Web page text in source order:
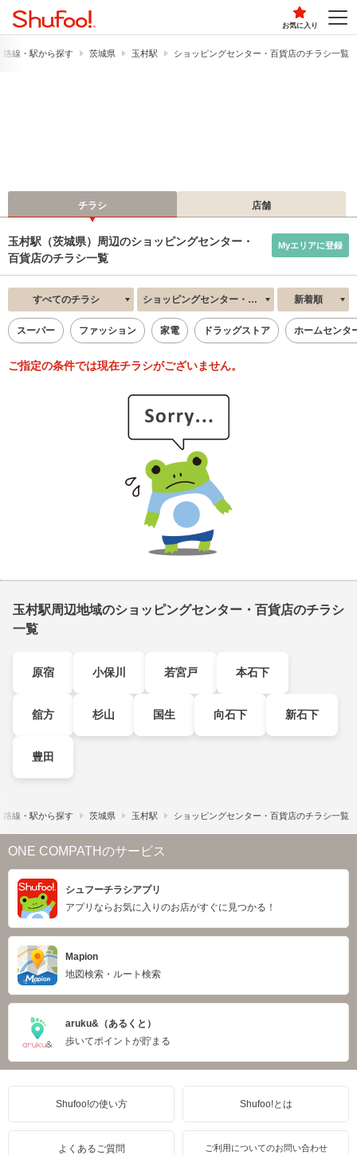
お気に入り
路線・駅から探す 茨城県 玉村駅 ショッピングセンター・百貨店のチラシ一覧
チラシ 店舗
玉村駅（茨城県）周辺のショッピングセンター・
百貨店のチラシ一覧
Myエリアに登録
すべてのチラシ ショッピングセンター・百貨店 新着順
スーパー ファッション 家電 ドラッグストア ホームセンタ
ご指定の条件では現在チラシがございません。
玉村駅周辺地域のショッピングセンター・百貨店のチラシ
一覧
原宿 小保川 若宮戸 本石下
舘方 杉山 国生 向石下 新石下
豊田
路線・駅から探す 茨城県 玉村駅 ショッピングセンター・百貨店のチラシ一覧
ONE COMPATHのサービス
シュフーチラシアプリ
アプリならお気に入りのお店がすぐに見つかる！
Mapion
地図検索・ルート検索
aruku&（あるくと）
歩いてポイントが貯まる
Shufoo!の使い方 Shufoo!とは
よくあるご質問 ご利用についてのお問い合わせ